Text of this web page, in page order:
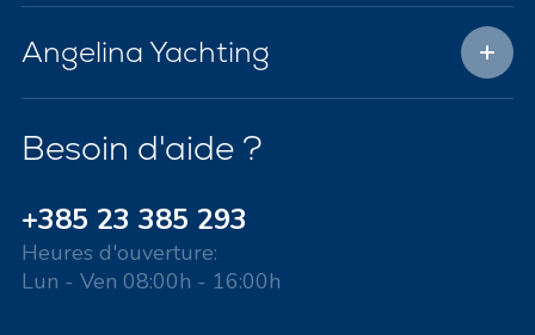
Angelina Yachting
Besoin d'aide ?
+385 23 385 293
Heures d'ouverture:
Lun - Ven 08:00h - 16:00h